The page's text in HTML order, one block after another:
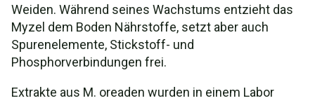
Marasmius oreades Video
Weiden. Während seines Wachstums entzieht das
Myzel dem Boden Nährstoffe, setzt aber auch
Spurenelemente, Stickstoff- und
Phosphorverbindungen frei.
Extrakte aus M. oreaden wurden in einem Labor